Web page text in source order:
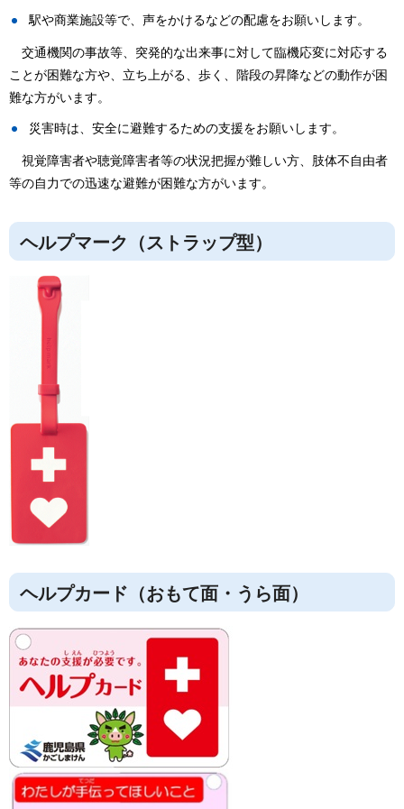
駅や商業施設等で、声をかけるなどの配慮をお願いします。
交通機関の事故等、突発的な出来事に対して臨機応変に対応する
ことが困難な方や、立ち上がる、歩く、階段の昇降などの動作が困
難な方がいます。
災害時は、安全に避難するための支援をお願いします。
視覚障害者や聴覚障害者等の状況把握が難しい方、肢体不自由者
等の自力での迅速な避難が困難な方がいます。
ヘルプマーク（ストラップ型）
ヘルプカード（おもて面・うら面）